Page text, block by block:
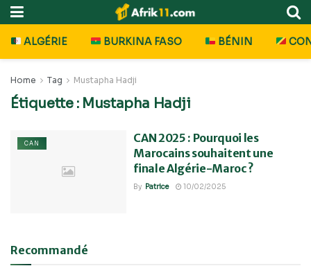
ALGÉRIE BURKINA FASO BÉNIN
Home Tag Mustapha Hadji
Étiquette : Mustapha Hadji
CAN
CAN 2025 : Pourquoi les
Marocains souhaitent une
finale Algérie-Maroc ?
By Patrice 10/02/2025
Recommandé